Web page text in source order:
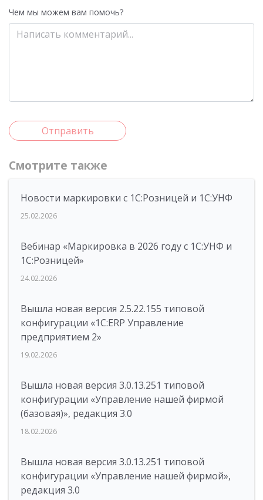
Чем мы можем вам помочь?
Отправить
Смотрите также
Новости маркировки с 1С:Розницей и 1С:УНФ
25.02.2026
Вебинар «Маркировка в 2026 году с 1С:УНФ и
1С:Розницей»
24.02.2026
Вышла новая версия 2.5.22.155 типовой
конфигурации «1С:ERP Управление
предприятием 2»
19.02.2026
Вышла новая версия 3.0.13.251 типовой
конфигурации «Управление нашей фирмой
(базовая)», редакция 3.0
18.02.2026
Вышла новая версия 3.0.13.251 типовой
конфигурации «Управление нашей фирмой»,
редакция 3.0